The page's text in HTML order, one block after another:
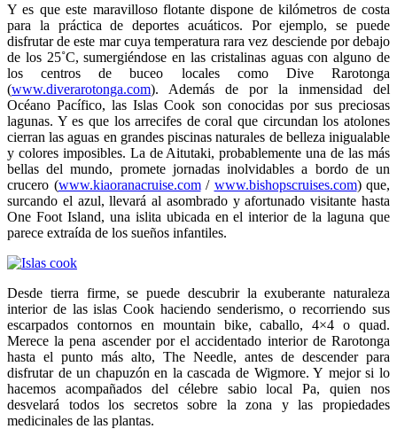
Y es que este maravilloso flotante dispone de kilómetros de costa
para la práctica de deportes acuáticos. Por ejemplo, se puede
disfrutar de este mar cuya temperatura rara vez desciende por debajo
de los 25˚C, sumergiéndose en las cristalinas aguas con alguno de
los centros de buceo locales como Dive Rarotonga
(www.diverarotonga.com). Además de por la inmensidad del
Océano Pacífico, las Islas Cook son conocidas por sus preciosas
lagunas. Y es que los arrecifes de coral que circundan los atolones
cierran las aguas en grandes piscinas naturales de belleza inigualable
y colores imposibles. La de Aitutaki, probablemente una de las más
bellas del mundo, promete jornadas inolvidables a bordo de un
crucero (www.kiaoranacruise.com/ www.bishopscruises.com) que,
surcando el azul, llevará al asombrado y afortunado visitante hasta
One Foot Island, una islita ubicada en el interior de la laguna que
parece extraída de los sueños infantiles.
Desde tierra firme, se puede descubrir la exuberante naturaleza
interior de las islas Cook haciendo senderismo, o recorriendo sus
escarpados contornos en mountain bike, caballo, 4×4 o quad.
Merece la pena ascender por el accidentado interior de Rarotonga
hasta el punto más alto, The Needle, antes de descender para
disfrutar de un chapuzón en la cascada de Wigmore. Y mejor si lo
hacemos acompañados del célebre sabio local Pa, quien nos
desvelará todos los secretos sobre la zona y las propiedades
medicinales de las plantas.